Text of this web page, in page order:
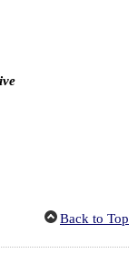
Back to Top